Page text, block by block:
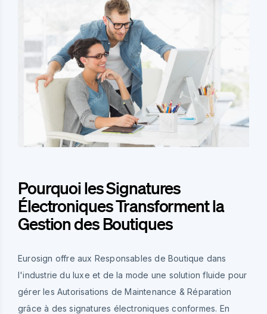
Pourquoi les Signatures
Électroniques Transforment la
Gestion des Boutiques
Eurosign offre aux Responsables de Boutique dans
l'industrie du luxe et de la mode une solution fluide pour
gérer les Autorisations de Maintenance & Réparation
grâce à des signatures électroniques conformes. En